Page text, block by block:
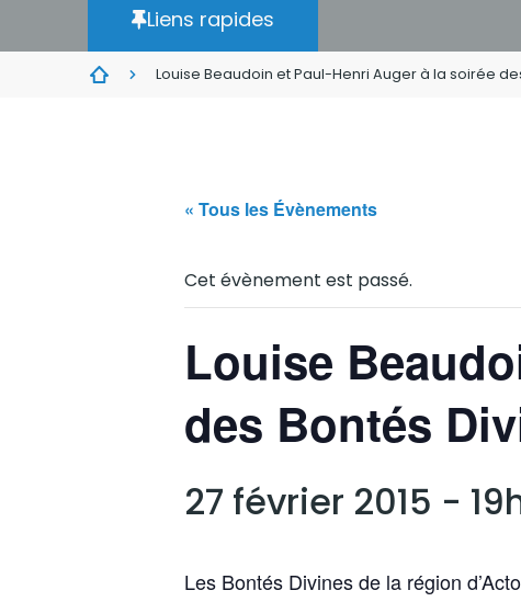
Liens rapides
Louise Beaudoin et Paul-Henri Auger à la soirée
« Tous les Évènements
Cet évènement est passé.
Louise
des Bontés
27 février 2015 -
Les Bontés Divines de la région